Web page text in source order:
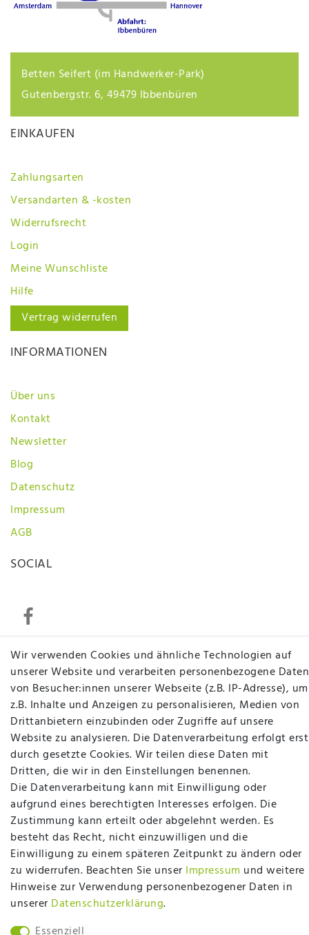
Betten Seifert (im Handwerker-Park)
Gutenbergstr. 6, 49479 Ibbenbüren
EINKAUFEN
Zahlungsarten
Versandarten & -kosten
Widerrufsrecht
Login
Meine Wunschliste
Hilfe
Vertrag widerrufen
INFORMATIONEN
Über uns
Kontakt
Newsletter
Blog
Datenschutz
Impressum
AGB
SOCIAL
Betten Seifert – Ihr Fachgeschäft für Betten,
Matratzen, Bettwaren & mehr in Ibbenbüren. Sie
möchten richtig gut schlafen, legen Wert auf
qualitativ hochwertige Produkte und eine solide
Fachberatung für Matratzen und andere
Bettwaren? Dann sind Sie bei uns genau richtig.
Ob online oder vor Ort im Fachgeschäft in
Ibbenbüren - wir beraten Sie gerne!
Mehr erfahren
Wir verwenden Cookies und ähnliche Technologien auf
unserer Website und verarbeiten personenbezogene Daten
von Besucher:innen unserer Webseite (z.B. IP-Adresse), um
z.B. Inhalte und Anzeigen zu personalisieren, Medien von
Drittanbietern einzubinden oder Zugriffe auf unsere
Website zu analysieren. Die Datenverarbeitung erfolgt erst
durch gesetzte Cookies. Wir teilen diese Daten mit
Dritten, die wir in den Einstellungen benennen.
Die Datenverarbeitung kann mit Einwilligung oder
aufgrund eines berechtigten Interesses erfolgen. Die
Zustimmung kann erteilt oder abgelehnt werden. Es
besteht das Recht, nicht einzuwilligen und die
Einwilligung zu einem späteren Zeitpunkt zu ändern oder
zu widerrufen. Beachten Sie unser Impressum und weitere
Hinweise zur Verwendung personenbezogener Daten in
unserer Daten­schutz­erklärung.
plentymarkets Template von